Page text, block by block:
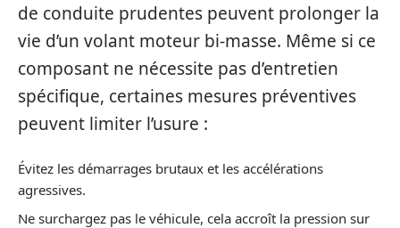
de conduite prudentes peuvent prolonger la
vie d’un volant moteur bi-masse. Même si ce
composant ne nécessite pas d’entretien
spécifique, certaines mesures préventives
peuvent limiter l’usure :
Évitez les démarrages brutaux et les accélérations
agressives.
Ne surchargez pas le véhicule, cela accroît la pression sur